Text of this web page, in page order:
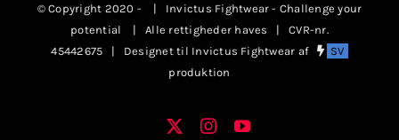
Information
© Copyright 2020 -
| Invictus Fightwear - Challenge your
potential
| Alle rettigheder haves | CVR-nr.
45442675 | Designet til Invictus Fightwear af
SV
produktion
Facebook
X InstagramYouTube